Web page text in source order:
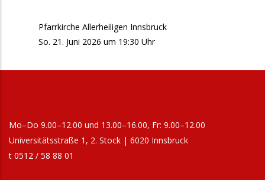
Pfarrkirche Allerheiligen Innsbruck
So. 21. Juni 2026 um 19:30 Uhr
Mo–Do 9.00–12.00 und 13.00–16.00, Fr: 9.00–12.00
Universitätsstraße 1, 2. Stock | 6020 Innsbruck
t 0512 / 58 88 01